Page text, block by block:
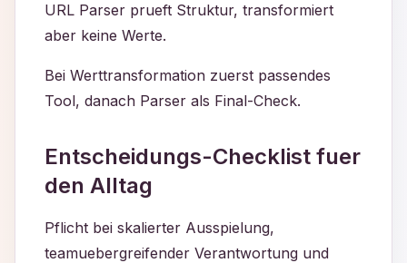
URL Parser prueft Struktur, transformiert
aber keine Werte.
Bei Werttransformation zuerst passendes
Tool, danach Parser als Final-Check.
Entscheidungs-Checklist fuer
den Alltag
Pflicht bei skalierter Ausspielung,
teamuebergreifender Verantwortung und